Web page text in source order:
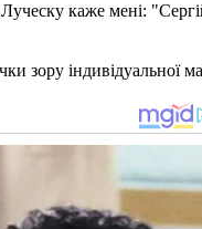
каже мені:
індивідуальної